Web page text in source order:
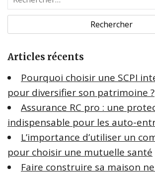
e
c
h
r
h
e
r
Articles récents
Pourquoi choisir une SCPI
pour diversifier son patrimoine ?
Assurance RC pro : une
indispensable pour les auto-
L’importance d’utiliser un
pour choisir une mutuelle santé
Faire construire sa maison